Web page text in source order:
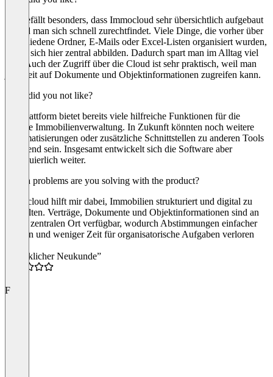
Mir gefällt besonders, dass Immocloud sehr übersichtlich aufgebaut
ist und man sich schnell zurechtfindet. Viele Dinge, die vorher über
verschiedene Ordner, E-Mails oder Excel-Listen organisiert wurden,
lassen sich hier zentral abbilden. Dadurch spart man im Alltag viel
Zeit. Auch der Zugriff über die Cloud ist sehr praktisch, weil man
jederzeit auf Dokumente und Objektinformationen zugreifen kann.
What did you not like?
Die Plattform bietet bereits viele hilfreiche Funktionen für die
digitale Immobilienverwaltung. In Zukunft könnten noch weitere
Automatisierungen oder zusätzliche Schnittstellen zu anderen Tools
spannend sein. Insgesamt entwickelt sich die Software aber
kontinuierlich weiter.
Which problems are you solving with the product?
Immocloud hilft mir dabei, Immobilien strukturiert und digital zu
verwalten. Verträge, Dokumente und Objektinformationen sind an
einem zentralen Ort verfügbar, wodurch Abstimmungen einfacher
werden und weniger Zeit für organisatorische Aufgaben verloren
“Glücklicher Neukunde”
F